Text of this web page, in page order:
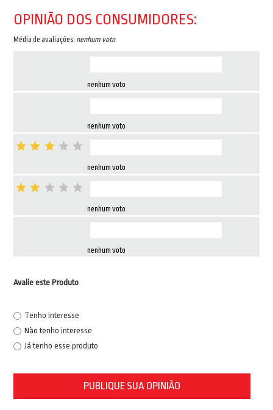
OPINIÃO DOS CONSUMIDORES:
Média de avaliações: nenhum voto
nenhum voto
nenhum voto
nenhum voto
nenhum voto
nenhum voto
Avalie este Produto
Tenho interesse
Não tenho interesse
Já tenho esse produto
PUBLIQUE SUA OPINIÃO